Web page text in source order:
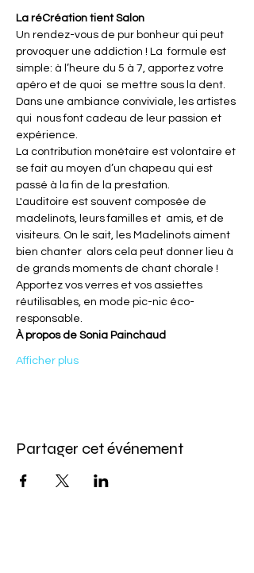
La réCréation tient Salon
Un rendez-vous de pur bonheur qui peut
provoquer une addiction ! La  formule est
simple: à l’heure du 5 à 7, apportez votre
apéro et de quoi  se mettre sous la dent.
Dans une ambiance conviviale, les artistes
qui  nous font cadeau de leur passion et
expérience.
La contribution monétaire est volontaire et
se fait au moyen d’un chapeau qui est
passé à la fin de la prestation.
L'auditoire est souvent composée de
madelinots, leurs familles et  amis, et de
visiteurs. On le sait, les Madelinots aiment
bien chanter  alors cela peut donner lieu à
de grands moments de chant chorale !
Apportez vos verres et vos assiettes
réutilisables, en mode pic-nic éco-
responsable.
À propos de Sonia Painchaud
Afficher plus
Partager cet événement